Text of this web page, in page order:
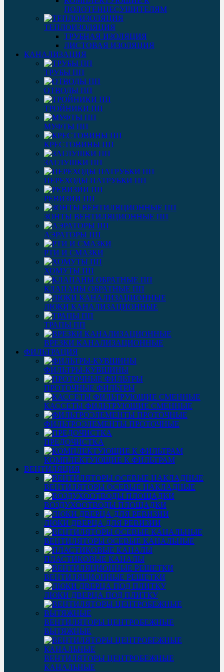
ПОЛОТЕНЦЕСУШИТЕЛЯМ
ТЕПЛОИЗОЛЯЦИЯ
ТРУБНАЯ ИЗОЛЯЦИЯ
ЛИСТОВАЯ ИЗОЛЯЦИЯ
КАНАЛИЗАЦИЯ
ТРУБЫ ПП
ОТВОДЫ ПП
ТРОЙНИКИ ПП
МУФТЫ ПП
КРЕСТОВИНЫ ПП
ЗАГЛУШКИ ПП
ПЕРЕХОДЫ ПАТРУБКИ ПП
РЕВИЗИИ ПП
ЗОНТЫ ВЕНТИЛЯЦИОННЫЕ ПП
АЭРАТОРЫ ПП
РТИ И СМАЗКИ
ХОМУТЫ ПП
КЛАПАНЫ ОБРАТНЫЕ ПП
ЛЮКИ КАНАЛИЗАЦИОННЫЕ
ТРАПЫ ПП
ВРЕЗКИ КАНАЛИЗАЦИОННЫЕ
ФИЛЬТРАЦИЯ
ФИЛЬТРЫ-КУВШИНЫ
ПРОТОЧНЫЕ ФИЛЬТРЫ
КАССЕТЫ ФИЛЬТРУЮЩИЕ СМЕННЫЕ
ФИЛЬТРОЭЛЕМЕНТЫ ПРОТОЧНЫЕ
ПРЕДОЧИСТКА
КОМПЛЕКТУЮЩИЕ К ФИЛЬТРАМ
ВЕНТИЛЯЦИЯ
ВЕНТИЛЯТОРЫ ОСЕВЫЕ НАКЛАДНЫЕ
ВОЗДУХООТВОДЫ ПЛОЩАДКИ
ЛЮКИ ДВЕРЦА ДЛЯ РЕВИЗИИ
ВЕНТИЛЯТОРЫ ОСЕВЫЕ КАНАЛЬНЫЕ
ПЛАСТИКОВЫЕ КАНАЛЫ
ВЕНТИЛЯЦИОННЫЕ РЕШЕТКИ
ЛЮКИ ДВЕРЦА ПОД ПЛИТКУ
ВЕНТИЛЯТОРЫ ЦЕНТРОБЕЖНЫЕ
ВЫТЯЖНЫЕ
ВЕНТИЛЯТОРЫ ЦЕНТРОБЕЖНЫЕ
КАНАЛЬНЫЕ